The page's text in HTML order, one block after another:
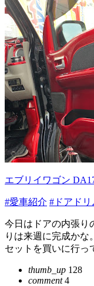
エブリイワゴン
#愛車紹介 #ドアドリ
今日はドアの内張り
りは来週に完成かな
セットを買いに行っ
thumb_up 128
comment4